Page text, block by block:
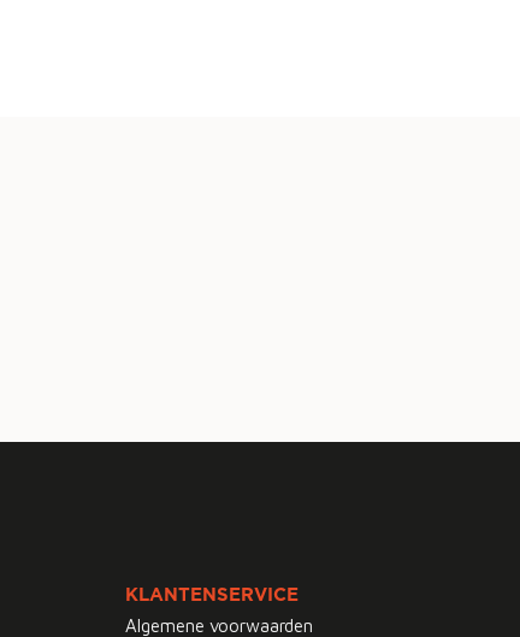
KLANTENSERVICE
Algemene voorwaarden